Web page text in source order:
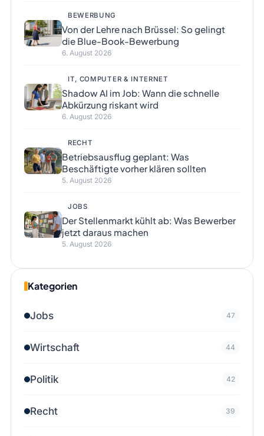
BEWERBUNG
Von der Lehre nach Brüssel: So gelingt
die Blue-Book-Bewerbung
6. August 2026
IT, COMPUTER & INTERNET
Shadow AI im Job: Wann die schnelle
Abkürzung riskant wird
6. August 2026
RECHT
Betriebsausflug geplant: Was
Beschäftigte vorher klären sollten
5. August 2026
JOBS
Der Stellenmarkt kühlt ab: Was Bewerber
jetzt daraus machen
5. August 2026
Kategorien
Jobs 47
Wirtschaft 44
Politik 42
Recht 39